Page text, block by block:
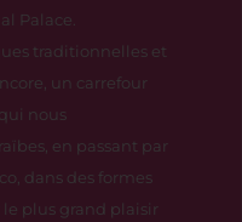
Palace.
traditionnelles et
un carrefour
nous
en passant par
dans des formes
plus grand plaisir